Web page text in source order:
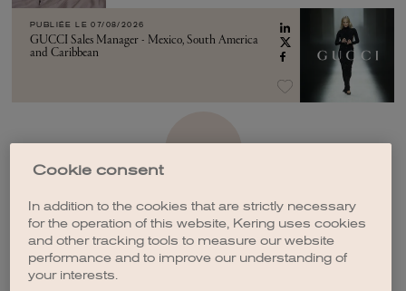
PUBLIÉE LE 07/08/2026
GUCCI Sales Manager - Mexico, South America
and Caribbean
CRÉER UNE ALERTE
Cookie consent
In addition to the cookies that are strictly necessary
for the operation of this website, Kering uses cookies
and other tracking tools to measure our website
performance and to improve our understanding of
your interests.